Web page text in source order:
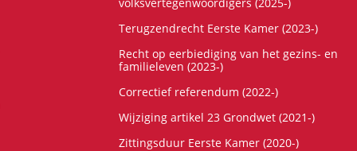
Terugzendrecht Eerste Kamer (2023-)
Recht op eerbiediging van het gezins- en
familieleven (2023-)
Correctief referendum (2022-)
Wijziging artikel 23 Grondwet (2021-)
Zittingsduur Eerste Kamer (2020-)